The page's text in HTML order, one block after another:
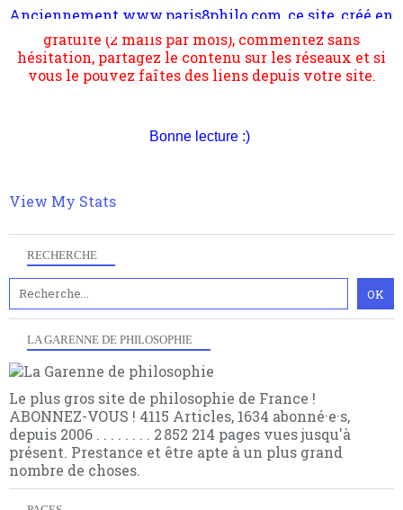
RECHERCHE
LA GARENNE DE PHILOSOPHIE
Le plus gros site de philosophie de France !
ABONNEZ-VOUS ! 4115 Articles, 1634 abonné·e·s,
depuis 2006 . . . . . . . . 2 852 214 pages vues jusqu'à
présent. Prestance et être apte à un plus grand
nombre de choses.
2006 lors du mouvement anti-CPE, a rendu compte de
s'occupe plus largement de rendre compte d'une
transformation dans les paradigmes philosophiques
suivant la pensée du Dehors ou du Surpli, omme la
quantique, résolvant la plupart des impasses
multiples facteurs et échelles. Ce site contient des
articles pour être apte à un plus grand nombre de
gratuite (2 mails par mois), commentez sans
hésitation, partagez le contenu sur les réseaux et si
vous le pouvez faîtes des liens depuis votre site.
Bonne lecture :)
View My Stats